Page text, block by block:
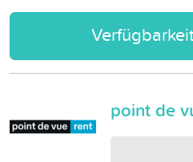
point de